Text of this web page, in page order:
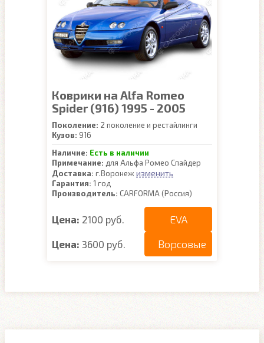
Коврики на Alfa Romeo
Spider (916) 1995 - 2005
Поколение: 2 поколение и рестайлинги
Кузов: 916
Наличие: Есть в наличии
Примечание: для Альфа Ромео Спайдер
Доставка: г.Воронеж изменить
Гарантия: 1 год
Производитель: CARFORMA (Россия)
Цена: 2100 руб. EVA
Цена: 3600 руб. Ворсовые